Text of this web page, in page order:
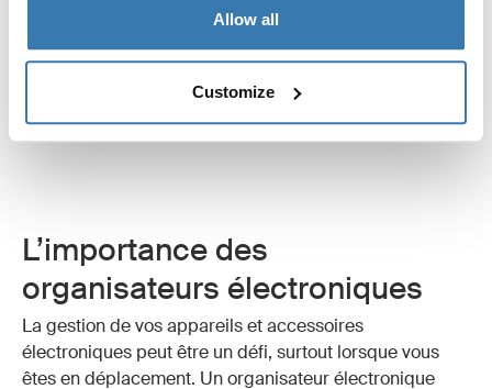
Allow all
Customize
organiseur de voyage
Thule TSA cable lock
cadenas à câble TSA
14,95 €
L’importance des
organisateurs électroniques
La gestion de vos appareils et accessoires
électroniques peut être un défi, surtout lorsque vous
êtes en déplacement. Un organisateur électronique